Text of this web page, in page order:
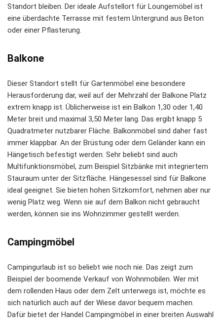
Standort bleiben. Der ideale Aufstellort für Loungemöbel ist
eine überdachte Terrasse mit festem Untergrund aus Beton
oder einer Pflasterung.
Balkone
Dieser Standort stellt für Gartenmöbel eine besondere
Herausforderung dar, weil auf der Mehrzahl der Balkone Platz
extrem knapp ist. Üblicherweise ist ein Balkon 1,30 oder 1,40
Meter breit und maximal 3,50 Meter lang. Das ergibt knapp 5
Quadratmeter nutzbarer Fläche. Balkonmöbel sind daher fast
immer klappbar. An der Brüstung oder dem Geländer kann ein
Hängetisch befestigt werden. Sehr beliebt sind auch
Multifunktionsmöbel, zum Beispiel Sitzbänke mit integriertem
Stauraum unter der Sitzfläche. Hängesessel sind für Balkone
ideal geeignet. Sie bieten hohen Sitzkomfort, nehmen aber nur
wenig Platz weg. Wenn sie auf dem Balkon nicht gebraucht
werden, können sie ins Wohnzimmer gestellt werden.
Campingmöbel
Campingurlaub ist so beliebt wie noch nie. Das zeigt zum
Beispiel der boomende Verkauf von Wohnmobilen. Wer mit
dem rollenden Haus oder dem Zelt unterwegs ist, möchte es
sich natürlich auch auf der Wiese davor bequem machen.
Dafür bietet der Handel Campingmöbel in einer breiten Auswahl